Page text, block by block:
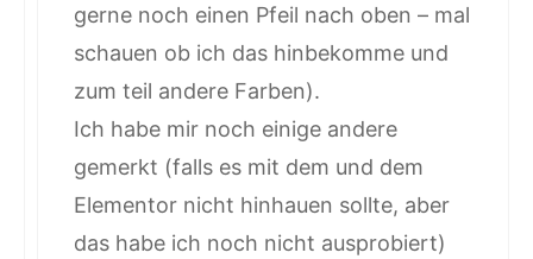
gerne noch einen Pfeil nach oben – mal
schauen ob ich das hinbekomme und
zum teil andere Farben).
Ich habe mir noch einige andere
gemerkt (falls es mit dem und dem
Elementor nicht hinhauen sollte, aber
das habe ich noch nicht ausprobiert)